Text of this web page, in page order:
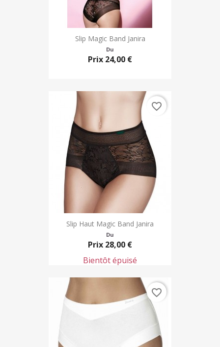
Slip Magic Band Janira
Du
Prix 24,00 €
Slip Haut Magic Band Janira
Du
Prix 28,00 €
Bientôt épuisé
favorite_border
favorite_border